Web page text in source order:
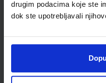
drugim podacima koje ste
dok ste upotrebljavali
Udžbenik
E-SVIJET 3; radni udžbenik
Nakladnik:ŠKOLSKA KNJIGA d.d.